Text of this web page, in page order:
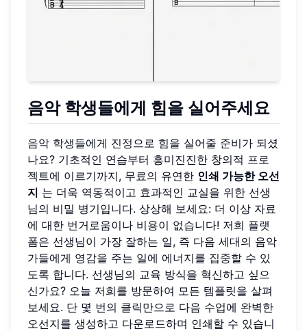
음악 학생들에게 힘을 실어주세요
음악 학생들에게 진정으로 힘을 실어줄 준비가 되셨
나요? 기초적인 연습부터 흥미진진한 창의적 프로
젝트에 이르기까지, 무료의 유연한 인쇄 가능한 오선
지 는 더욱 역동적이고 효과적인 교실을 위한 선생
님의 비밀 병기입니다. 상상해 보세요: 더 이상 자료
에 대한 번거로움이나 비용이 없습니다! 저희 플랫
폼은 선생님이 가장 잘하는 일, 즉 다음 세대의 음악
가들에게 영감을 주는 일에 에너지를 집중할 수 있
도록 합니다. 선생님의 교육 방식을 혁신하고 싶으
신가요? 오늘 저희를 방문하여 모든 템플릿을 살펴
보세요. 단 몇 번의 클릭만으로 다음 수업에 완벽한
오선지를 생성하고 다운로드하며 인쇄할 수 있습니